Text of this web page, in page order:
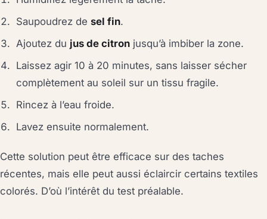
Saupoudrez desel fin.
Ajoutez du jus de citron jusqu’à imbiber la zone.
Laissez agir 10 à 20 minutes, sans laisser sécher
complètement au soleil sur un tissu fragile.
Rincez à l’eau froide.
Lavez ensuite normalement.
Cette solution peut être efficace sur des taches
récentes, mais elle peut aussi éclaircir certains textiles
colorés. D’où l’intérêt du test préalable.